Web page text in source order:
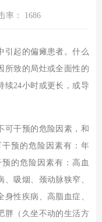
率： 1686
引起的偏瘫患者。什么
所致的局灶或全面性的
续24小时或更长，或导
可干预的危险因素，和
预的危险因素有：年
的危险因素有：高血
吸烟、颈动脉狭窄、
性疾病、高脂血症、
胖（久坐不动的生活方